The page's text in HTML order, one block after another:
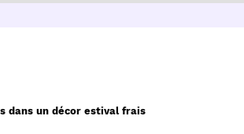
dans un décor estival frais